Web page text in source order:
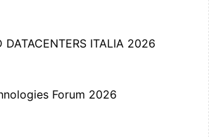
DATACENTERS ITALIA 2026
Forum 2026